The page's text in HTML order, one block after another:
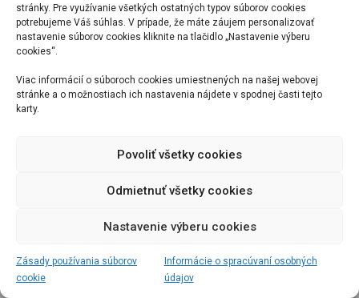
stránky. Pre využívanie všetkých ostatných typov súborov cookies
potrebujeme Váš súhlas. V prípade, že máte záujem personalizovať
nastavenie súborov cookies kliknite na tlačidlo „Nastavenie výberu
cookies“.
Viac informácií o súboroch cookies umiestnených na našej webovej
stránke a o možnostiach ich nastavenia nájdete v spodnej časti tejto
karty.
Povoliť všetky cookies
Odmietnuť všetky cookies
Nastavenie výberu cookies
Zásady používania súborov
cookie
Informácie o spracúvaní osobných
údajov